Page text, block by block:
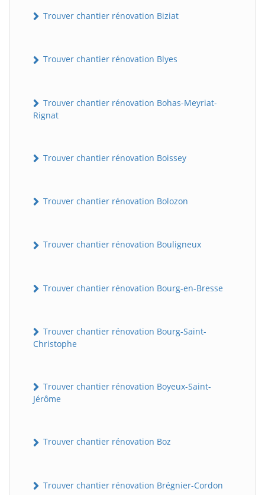
Trouver chantier rénovation Biziat
Trouver chantier rénovation Blyes
Trouver chantier rénovation Bohas-Meyriat-
Rignat
Trouver chantier rénovation Boissey
Trouver chantier rénovation Bolozon
Trouver chantier rénovation Bouligneux
Trouver chantier rénovation Bourg-en-Bresse
Trouver chantier rénovation Bourg-Saint-
Christophe
Trouver chantier rénovation Boyeux-Saint-
Jérôme
Trouver chantier rénovation Boz
Trouver chantier rénovation Brégnier-Cordon